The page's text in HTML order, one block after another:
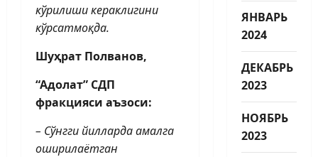
кўрилиши кераклигини
кўрсатмоқда.
Шуҳрат Полванов,
“Адолат” СДП
фракцияси аъзоси:
– Сўнгги йилларда амалга
оширилаётган
ЯНВАРЬ
2024
ДЕКАБРЬ
2023
НОЯБРЬ
2023